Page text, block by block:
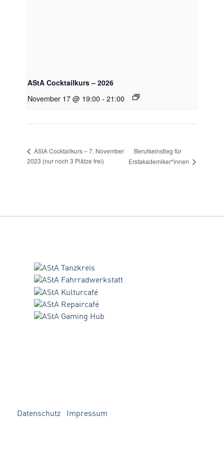
AStA Cocktailkurs – 2026
November 17 @ 19:00- 21:00
AStA Cocktailkurs – 7. November
2023 (nur noch 3 Plätze frei)
Berufseinstieg für
Erstakademiker*innen
Datenschutz Impressum